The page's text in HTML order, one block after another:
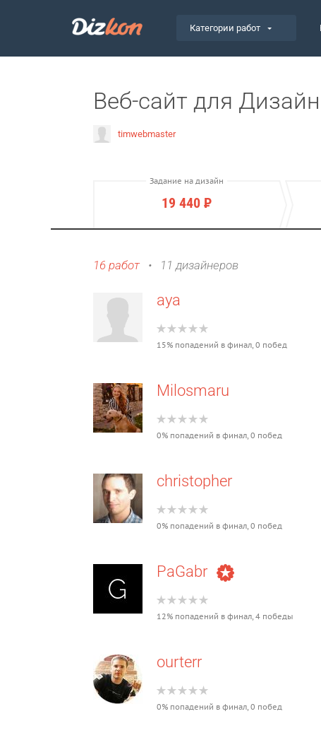
Категории работ
Веб-сайт для
timwebmaster
Задание на дизайн
19 440 Р
16 работ• 11 дизайнеров
aya
15% попадений в финал, 0 побед
Milosmaru
0% попадений в финал, 0 побед
christopher
0% попадений в финал, 0 побед
PaGabr
12% попадений в финал, 4 победы
ourterr
0% попадений в финал, 0 побед